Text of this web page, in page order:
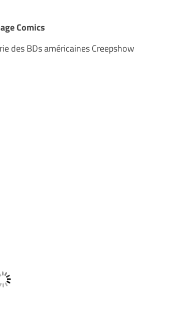
Comics
des BDs américaines Creepshow